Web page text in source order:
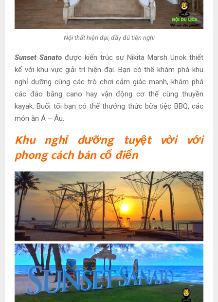
Nội thất hiện đại, đầy đủ tiện nghi
Sunset Sanato được kiến trúc sư Nikita Marsh Unok thiết
kế với khu vực giải trí hiện đại. Bạn có thể khám phá khu
nghỉ dưỡng cùng các trò chơi cảm giác mạnh, khám phá
các đảo bằng cano hay vận động cơ thể cùng thuyền
kayak. Buổi tối bạn có thể thưởng thức bữa tiệc BBQ, các
món ăn Á – Âu.
Khu nghỉ dưỡng tuyệt vời với
phong cách bán cổ điển